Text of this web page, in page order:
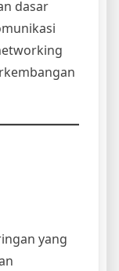
dasar
yang